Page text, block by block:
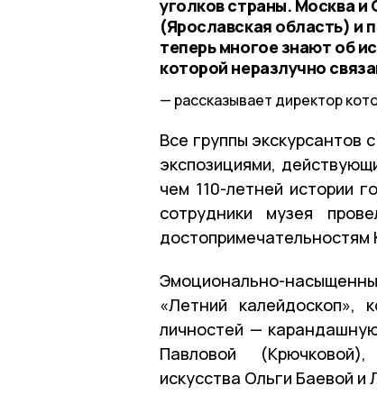
уголков страны. Москва
(Ярославская область) и
теперь многое знают об
которой неразлучно
рассказывает директор
Все группы экскурсантов
экспозициями,
чем 110-летней истории
сотрудники музея
достопримечательностям
Эмоционально-
«Летний калейдоскоп»,
личностей —
Павловой (Крючковой),
искусства Ольги Баевой